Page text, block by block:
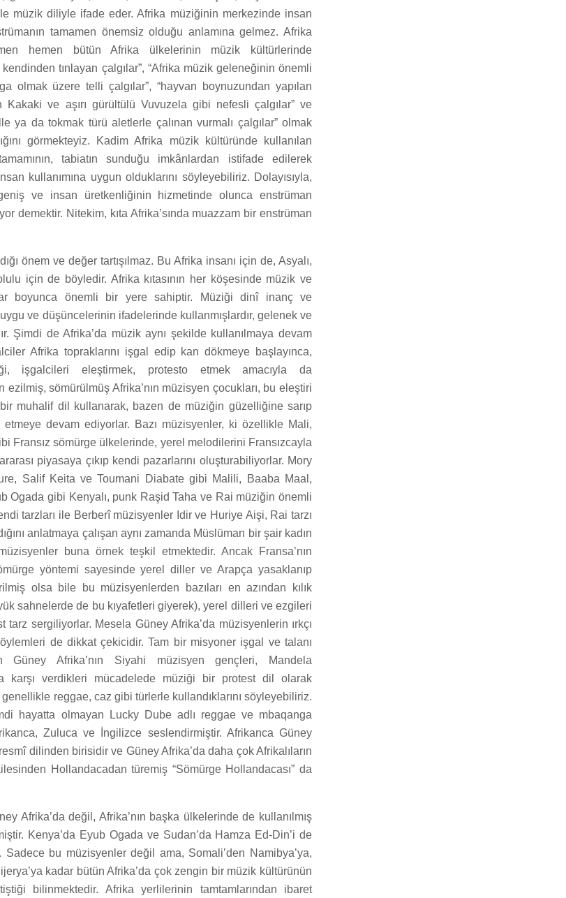
müzik diliyle ifade eder. Afrika müziğinin merkezinde insan
tamamen önemsiz olduğu anlamına gelmez. Afrika
hemen bütün Afrika ülkelerinin müzik kültürlerinde
tınlayan çalgılar”, “Afrika müzik geleneğinin önemli
olmak üzere telli çalgılar”, “hayvan boynuzundan yapılan
Kakaki ve aşırı gürültülü Vuvuzela gibi nefesli çalgılar” ve
ya da tokmak türü aletlerle çalınan vurmalı çalgılar” olmak
görmekteyiz. Kadim Afrika müzik kültüründe kullanılan
tabiatın sunduğu imkânlardan istifade edilerek
kullanımına uygun olduklarını söyleyebiliriz. Dolayısıyla,
ve insan üretkenliğinin hizmetinde olunca enstrüman
demektir. Nitekim, kıta Afrika’sında muazzam bir enstrüman
önem ve değer tartışılmaz. Bu Afrika insanı için de, Asyalı,
için de böyledir. Afrika kıtasının her köşesinde müzik ve
boyunca önemli bir yere sahiptir. Müziği dinî inanç ve
ve düşüncelerinin ifadelerinde kullanmışlardır, gelenek ve
Şimdi de Afrika’da müzik aynı şekilde kullanılmaya devam
Afrika topraklarını işgal edip kan dökmeye başlayınca,
işgalcileri eleştirmek, protesto etmek amacıyla da
ezilmiş, sömürülmüş Afrika’nın müzisyen çocukları, bu eleştiri
bir muhalif dil kullanarak, bazen de müziğin güzelliğine sarıp
devam ediyorlar. Bazı müzisyenler, ki özellikle Mali,
Fransız sömürge ülkelerinde, yerel melodilerini Fransızcayla
piyasaya çıkıp kendi pazarlarını oluşturabiliyorlar. Mory
Salif Keita ve Toumani Diabate gibi Malili, Baaba Maal,
Ogada gibi Kenyalı, punk Raşid Taha ve Rai müziğin önemli
tarzları ile Berberî müzisyenler Idir ve Huriye Aişi, Rai tarzı
anlatmaya çalışan aynı zamanda Müslüman bir şair kadın
buna örnek teşkil etmektedir. Ancak Fransa’nın
yöntemi sayesinde yerel diller ve Arapça yasaklanıp
olsa bile bu müzisyenlerden bazıları en azından kılık
sahnelerde de bu kıyafetleri giyerek), yerel dilleri ve ezgileri
tarz sergiliyorlar. Mesela Güney Afrika’da müzisyenlerin ırkçı
de dikkat çekicidir. Tam bir misyoner işgal ve talanı
Güney Afrika’nın Siyahi müzisyen gençleri, Mandela
karşı verdikleri mücadelede müziği bir protest dil olarak
reggae, caz gibi türlerle kullandıklarını söyleyebiliriz.
hayatta olmayan Lucky Dube adlı reggae ve mbaqanga
Zuluca ve İngilizce seslendirmiştir. Afrikanca Güney
dilinden birisidir ve Güney Afrika’da daha çok Afrikalıların
Hollandacadan türemiş “Sömürge Hollandacası” da
Afrika’da değil, Afrika’nın başka ülkelerinde de kullanılmış
Kenya’da Eyub Ogada ve Sudan’da Hamza Ed-Din’i de
bu müzisyenler değil ama, Somali’den Namibya’ya,
kadar bütün Afrika’da çok zengin bir müzik kültürünün
bilinmektedir. Afrika yerlilerinin tamtamlarından ibaret